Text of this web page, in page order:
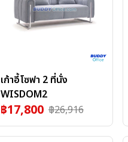
เก้าอี้โซฟา 2 ที่นั่ง
WISDOM2
฿17,800 ฿26,916